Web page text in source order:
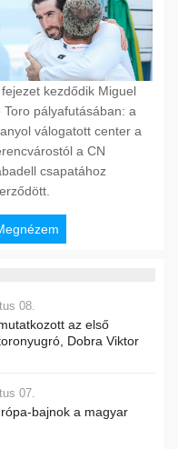
fejezet kezdődik Miguel
Toro pályafutásában: a
válogatott center a
a CN
csapatához
08.
az első
Dobra Viktor
07.
bajnok a magyar